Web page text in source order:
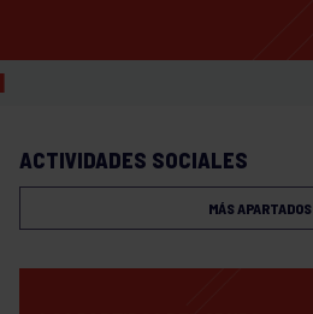
ACTIVIDADES SOCIALES
MÁS APARTADOS